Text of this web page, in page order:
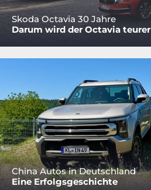
Skoda Octavia 30 Jahre
Darum wird der Octavia teurer
China Autos in Deutschland
Eine Erfolgsgeschichte